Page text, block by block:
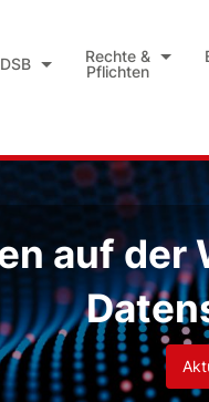
Rechte &
Pflichten
auf der